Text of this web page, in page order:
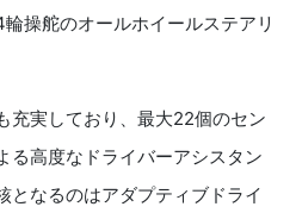
輪操舵のオールホイールステアリ
充実しており、最大22個のセン
る高度なドライバーアシスタン
となるのはアダプティブドライ